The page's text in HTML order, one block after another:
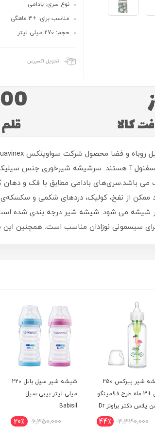
نوع سری: بادامی
مناسب برای: +3 ماهگی
حجم: 270 میلی لیتر
تحویل اکسپرس
بادامی مطابق با فک و دهان
ممکن از نفخ، کولیک، دردهای شکمی و
سر شیشه می شود. شیشه شیر درجه بندی شده
برای سیسمونی نوزادان مناسب است. همچنین
شیشه شیر پیرکس 250
میل +3 ماه طرح فلامینگو
آپشن پلاس دکتر براونز Dr
4,330,000 44٪
شیشه شیر سیل باتل 220
میلی لیتر بیبی سیل
Babisil
6,350,000 20٪